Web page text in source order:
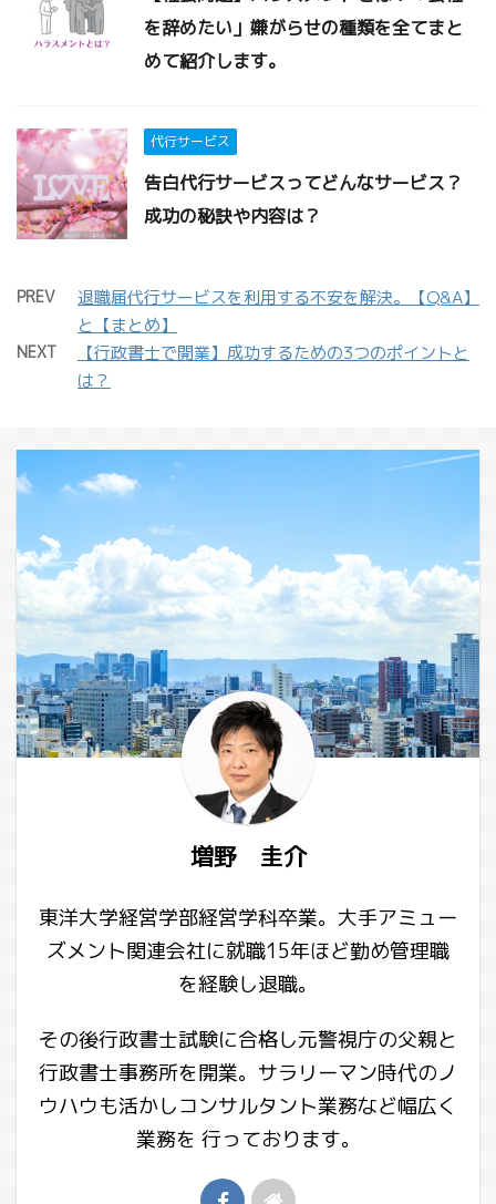
を辞めたい」嫌がらせの種類を全てまと
めて紹介します。
代行サービス
告白代行サービスってどんなサービス？
成功の秘訣や内容は？
PREV
退職届代行サービスを利用する不安を解決。【Q&A】
と【まとめ】
NEXT
【行政書士で開業】成功するための3つのポイントと
は？
増野 圭介
東洋大学経営学部経営学科卒業。大手アミュー
ズメント関連会社に就職15年ほど勤め管理職
を経験し退職。
その後行政書士試験に合格し元警視庁の父親と
行政書士事務所を開業。サラリーマン時代のノ
ウハウも活かしコンサルタント業務など幅広く
業務を 行っております。